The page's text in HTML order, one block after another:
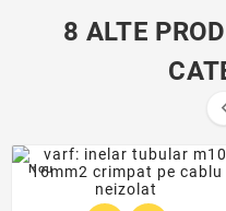
8 ALTE
Nou